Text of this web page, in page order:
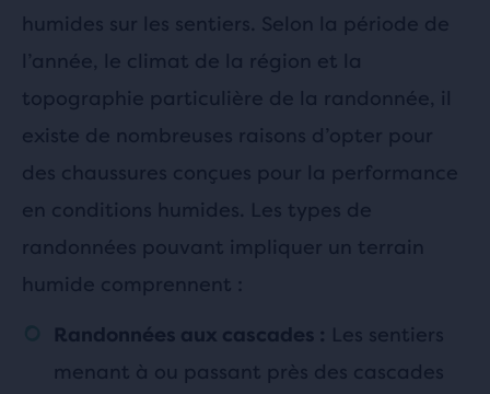
humides sur les sentiers. Selon la période de
l’année, le climat de la région et la
topographie particulière de la randonnée, il
existe de nombreuses raisons d’opter pour
des chaussures conçues pour la performance
en conditions humides. Les types de
randonnées pouvant impliquer un terrain
humide comprennent :
Randonnées aux cascades : Les sentiers
menant à ou passant près des cascades